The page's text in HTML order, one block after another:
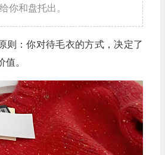
你和盘托出。
则：你对待毛衣的方式，决定了
。